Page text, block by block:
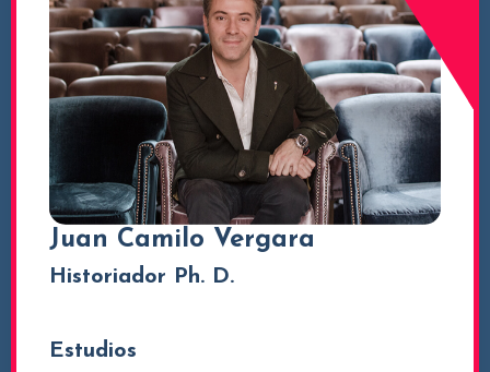
Juan Camilo Vergara
Historiador Ph. D.
Estudios